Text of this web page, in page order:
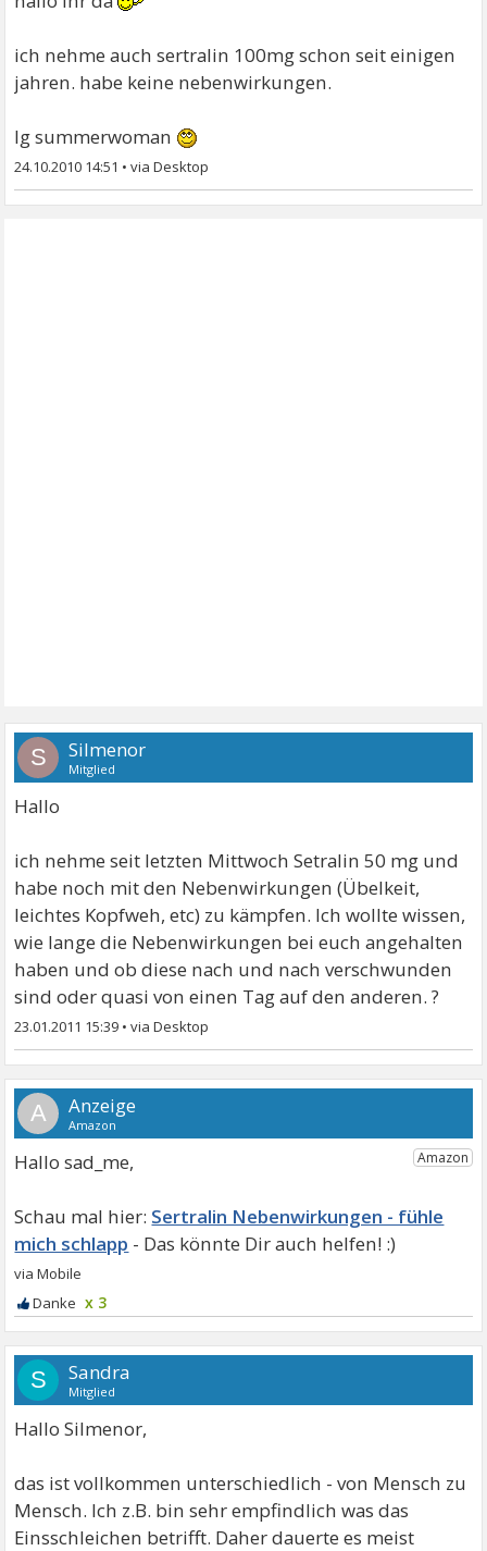
ich nehme auch sertralin 100mg schon seit einigen
jahren. habe keine nebenwirkungen.
lg summerwoman
24.10.2010 14:51 •
S Silmenor
Mitglied
Hallo
ich nehme seit letzten Mittwoch Setralin 50 mg und
habe noch mit den Nebenwirkungen (Übelkeit,
leichtes Kopfweh, etc) zu kämpfen. Ich wollte wissen,
wie lange die Nebenwirkungen bei euch angehalten
haben und ob diese nach und nach verschwunden
sind oder quasi von einen Tag auf den anderen. ?
23.01.2011 15:39 •
A
Hallo sad_me,
Sertralin Nebenwirkungen - fühle
mich schlapp
x 3
S Sandra
Mitglied
Hallo Silmenor,
das ist vollkommen unterschiedlich - von Mensch zu
Mensch. Ich z.B. bin sehr empfindlich was das
Einsschleichen betrifft. Daher dauerte es meist